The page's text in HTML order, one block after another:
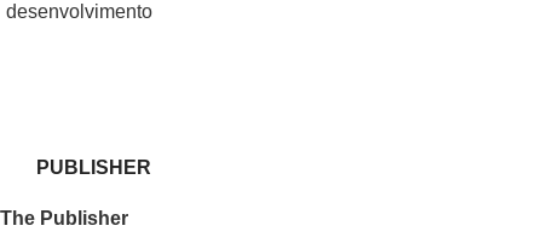
desenvolvimento
PUBLISHER
The Publisher